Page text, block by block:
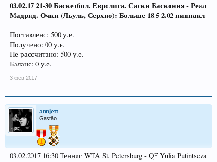
03.02.17 21-30 Баскетбол. Евролига. Саски Баскония - Реал
Мадрид. Очки (Льуль, Серхио): Больше 18.5 2.02 пиннакл
Поставлено: 500 у.е.
Получено: 00 у.е.
Не рассчитано: 500 у.е.
Баланс: 0 у.е.
3 фев 2017
annjett
Gastão
03.02.2017 16:30 Теннис WTA St. Petersburg - QF Yulia Putintseva